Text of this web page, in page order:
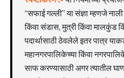
“सफाई गल्ली” या संज्ञा म्हणजे
किंवा संडास, मुत्री किंवा मालकुंड
पदार्थासाठी ठेवलेले इतर पात्र
महानगरपालिकेच्या किंवा
साफ करण्यासाठी अगर त्यातील